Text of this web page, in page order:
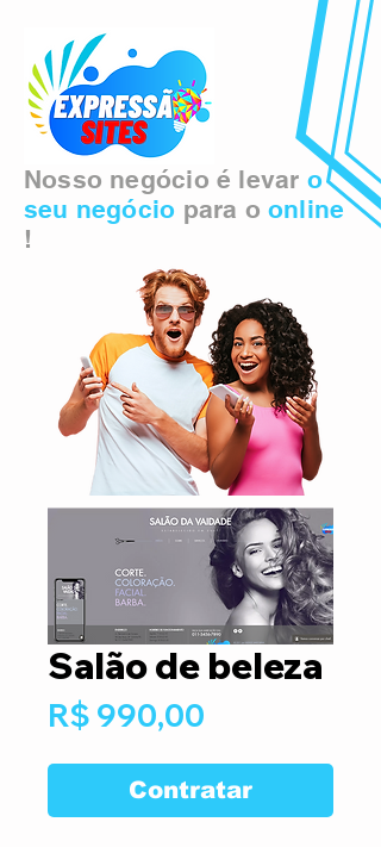
Nosso negócio é levar o
seu negócio para o online
!
Salão de beleza
R$ 990,00
Contratar